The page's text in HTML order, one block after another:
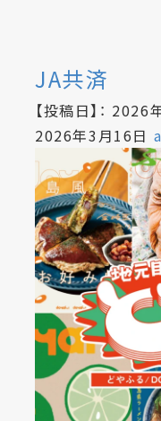
JA共済
【投稿日】： 2026
2026年3月16日